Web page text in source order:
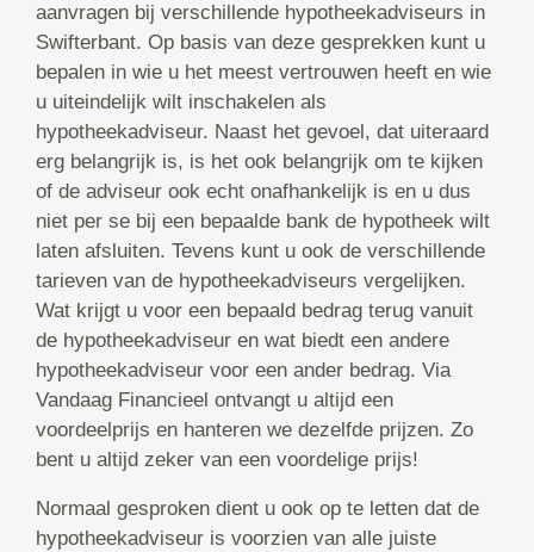
aanvragen bij verschillende hypotheekadviseurs in
Swifterbant. Op basis van deze gesprekken kunt u
bepalen in wie u het meest vertrouwen heeft en wie
u uiteindelijk wilt inschakelen als
hypotheekadviseur. Naast het gevoel, dat uiteraard
erg belangrijk is, is het ook belangrijk om te kijken
of de adviseur ook echt onafhankelijk is en u dus
niet per se bij een bepaalde bank de hypotheek wilt
laten afsluiten. Tevens kunt u ook de verschillende
tarieven van de hypotheekadviseurs vergelijken.
Wat krijgt u voor een bepaald bedrag terug vanuit
de hypotheekadviseur en wat biedt een andere
hypotheekadviseur voor een ander bedrag. Via
Vandaag Financieel ontvangt u altijd een
voordeelprijs en hanteren we dezelfde prijzen. Zo
bent u altijd zeker van een voordelige prijs!
Normaal gesproken dient u ook op te letten dat de
hypotheekadviseur is voorzien van alle juiste